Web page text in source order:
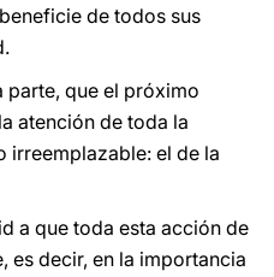
de todos sus
que el próximo
atención de toda la
irreemplazable: el de la
a que toda esta acción de
es decir, en la importancia